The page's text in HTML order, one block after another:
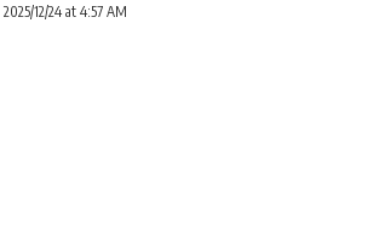
12/24 at 4:57 AM